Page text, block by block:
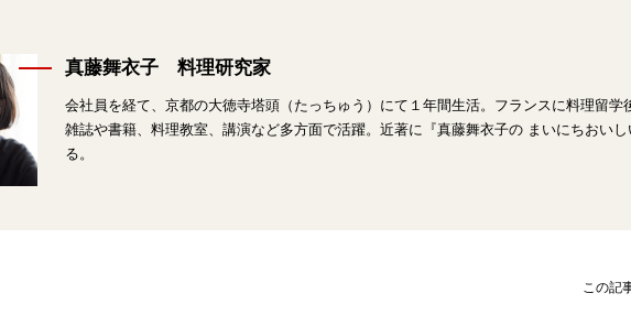
真藤舞衣子 料理研究家
会社員を経て、京都の大徳寺塔頭（たっちゅう）にて１年間生活。フランスに料理留
雑誌や書籍、料理教室、講演など多方面で活躍。近著に『真藤舞衣子の まいにちおい
る。
この記